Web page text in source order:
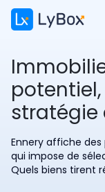
stratégie
Ennery affiche
qui impose de
Quels biens tirent